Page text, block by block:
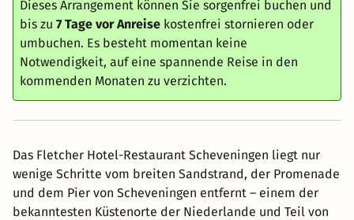
Dieses Arrangement können Sie sorgenfrei buchen und
bis zu 7 Tage vor Anreise kostenfrei stornieren oder
umbuchen. Es besteht momentan keine
Notwendigkeit, auf eine spannende Reise in den
kommenden Monaten zu verzichten.
Das Fletcher Hotel-Restaurant Scheveningen liegt nur
wenige Schritte vom breiten Sandstrand, der Promenade
und dem Pier von Scheveningen entfernt – einem der
bekanntesten Küstenorte der Niederlande und Teil von